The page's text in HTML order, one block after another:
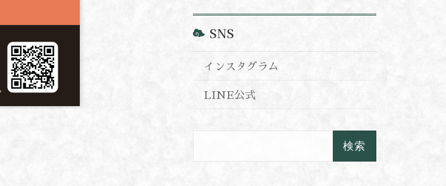
SNS
インスタグラム
LINE公式